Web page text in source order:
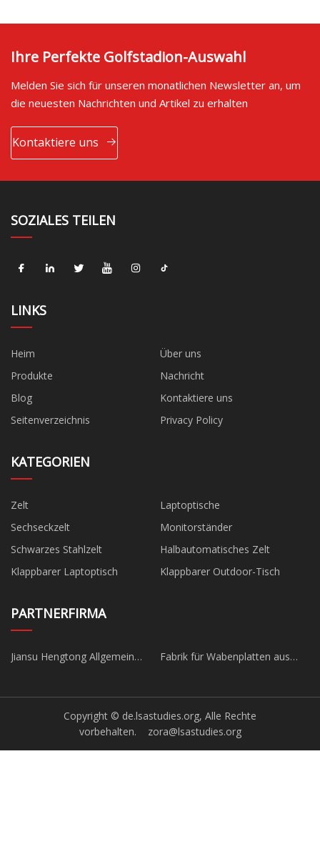
Ihre Perfekte Golfstadion-Auswahl
Melden Sie sich für unseren monatlichen Newsletter an, um
die neuesten Nachrichten und Artikel zu erhalten
Kontaktiere uns
SOZIALES TEILEN
LINKS
Heim
Über uns
Produkte
Nachricht
Blog
Kontaktiere uns
Seitenverzeichnis
Privacy Policy
KATEGORIEN
Zelt
Laptoptische
Sechseckzelt
Monitorständer
Schwarzes Stahlzelt
Halbautomatisches Zelt
Klappbarer Laptoptisch
Klappbarer Outdoor-Tisch
PARTNERFIRMA
Jiansu Hengtong Allgemein
Fabrik für Wabenplatten aus
Copyright © de.lsastudies.org, Alle Rechte
vorbehalten. zora@lsastudies.org